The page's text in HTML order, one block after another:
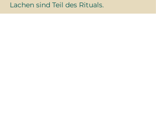
Lachen sind Teil des Rituals.